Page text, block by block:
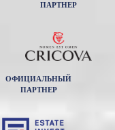
ПАРТНЕР
ОФИЦИАЛЬНЫЙ
ПАРТНЕР